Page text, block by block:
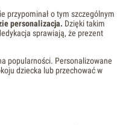
przypominał o tym szczególnym
personalizacja. Dzięki takim
sprawiają, że prezent
popularności. Personalizowane
dziecka lub przechować w